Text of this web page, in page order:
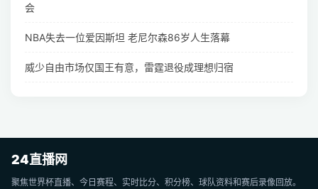
会
NBA失去一位爱因斯坦 老尼尔森86岁人生落幕
威少自由市场仅国王有意，雷霆退役成理想归宿
24直播网
聚焦世界杯直播、今日赛程、实时比分、积分榜、球队资料和赛后录像回放。